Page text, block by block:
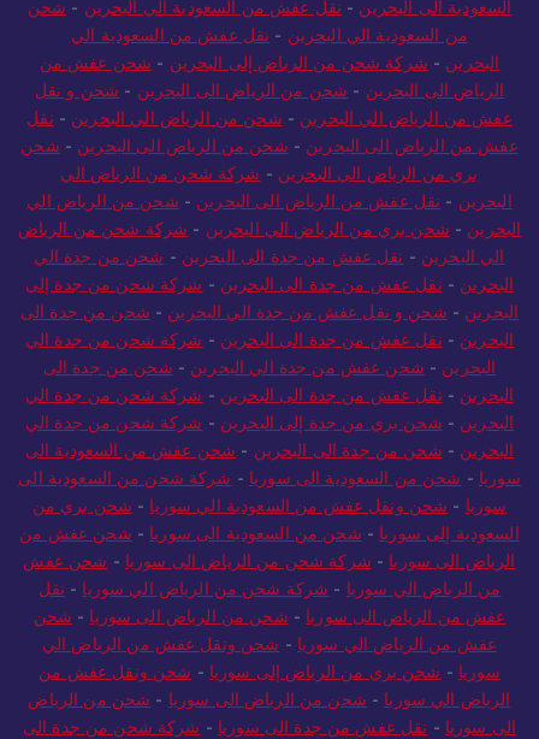
السعودية الى البحرين - نقل عفش من السعودية الي البحرين - شحن
من السعودية الي البحرين - نقل عفش من السعودية الي
البحرين - شركة شحن من الرياض إلى البحرين - شحن عفش من
الرياض الى البحرين - شحن من الرياض الى البحرين - شحن و نقل
عفش من الرياض الي البحرين - شحن من الرياض الي البحرين - نقل
عفش من الرياض الى البحرين - شحن من الرياض الى البحرين - شحن
بري من الرياض الي البحرين - شركة شحن من الرياض الي
البحرين - نقل عفش من الرياض الى البحرين - شحن من الرياض الي
البحرين - شحن بري من الرياض الي البحرين - شركة شحن من الرياض
الي البحرين - نقل عفش من جدة الى البحرين - شحن من جدة الي
البحرين - نقل عفش من جدة الى البحرين - شركة شحن من جدة إلى
البحرين - شحن و نقل عفش من جدة الي البحرين - شحن من جدة الى
البحرين - نقل عفش من جدة الى البحرين - شركة شحن من جدة الي
البحرين - شحن عفش من جدة الي البحرين - شحن من جدة الى
البحرين - نقل عفش من جدة الى البحرين - شركة شحن من جدة الي
البحرين - شحن بري من جدة إلى البحرين - شركة شحن من جدة الي
البحرين - شحن من جدة الى البحرين - شحن عفش من السعودية الى
سوريا - شحن من السعودية الى سوريا - شركة شحن من السعودية الى
سوريا - شحن ونقل عفش من السعودية الي سوريا - شحن بري من
السعودية إلى سوريا - شحن من السعودية الى سوريا - شحن عفش من
الرياض الى سوريا - شركة شحن من الرياض الى سوريا - شحن عفش
من الرياض الي سوريا - شركة شحن من الرياض الي سوريا - نقل
عفش من الرياض الى سوريا - شحن من الرياض الى سوريا - شحن
عفش من الرياض الي سوريا - شحن ونقل عفش من الرياض الي
سوريا - شحن بري من الرياض إلى سوريا - شحن ونقل عفش من
الرياض الي سوريا - شحن من الرياض الى سوريا - شحن من الرياض
الى سوريا - نقل عفش من جدة الى سوريا - شركة شحن من جدة الى